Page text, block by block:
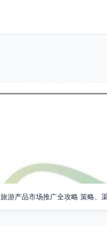
旅游产品市场推广全攻略 策略、